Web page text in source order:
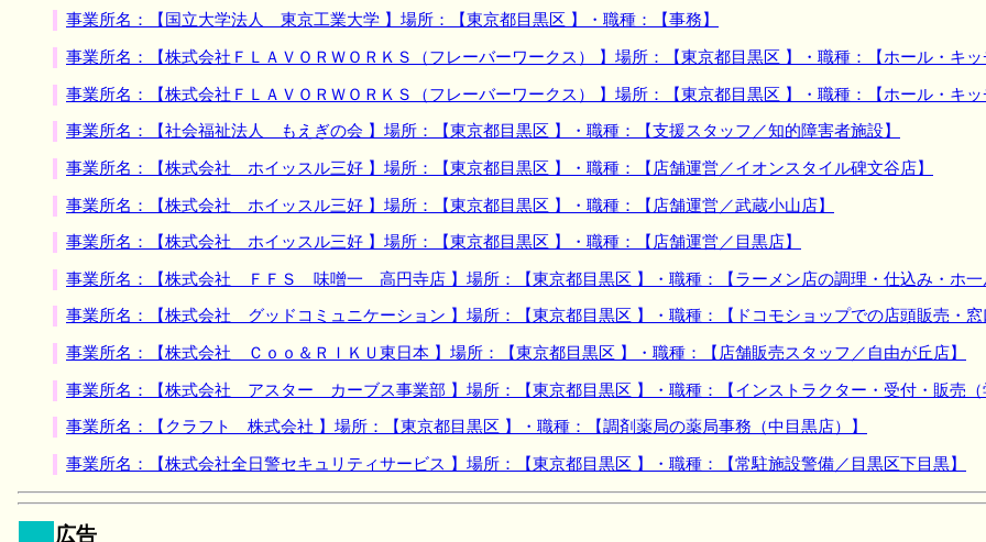
事業所名：【国立大学法人 東京工業大学 】場所：【東京都目黒区 】・職種：【事務】
事業所名：【株式会社ＦＬＡＶＯＲＷＯＲＫＳ（フレーバーワークス） 】場所：【東京都目黒区 】・職種：【ホール・キッ
事業所名：【株式会社ＦＬＡＶＯＲＷＯＲＫＳ（フレーバーワークス） 】場所：【東京都目黒区 】・職種：【ホール・キッ
事業所名：【社会福祉法人 もえぎの会 】場所：【東京都目黒区 】・職種：【支援スタッフ／知的障害者施設】
事業所名：【株式会社 ホイッスル三好 】場所：【東京都目黒区 】・職種：【店舗運営／イオンスタイル碑文谷店】
事業所名：【株式会社 ホイッスル三好 】場所：【東京都目黒区 】・職種：【店舗運営／武蔵小山店】
事業所名：【株式会社 ホイッスル三好 】場所：【東京都目黒区 】・職種：【店舗運営／目黒店】
事業所名：【株式会社 ＦＦＳ 味噌一 高円寺店 】場所：【東京都目黒区 】・職種：【ラーメン店の調理・仕込み・ホ一
事業所名：【株式会社 グッドコミュニケーション 】場所：【東京都目黒区 】・職種：【ドコモショップでの店頭販売・窓
事業所名：【株式会社 Ｃｏｏ＆ＲＩＫＵ東日本 】場所：【東京都目黒区 】・職種：【店舗販売スタッフ／自由が丘店】
事業所名：【株式会社 アスター カーブス事業部 】場所：【東京都目黒区 】・職種：【インストラクター・受付・販売（
事業所名：【クラフト 株式会社 】場所：【東京都目黒区 】・職種：【調剤薬局の薬局事務（中目黒店）】
事業所名：【株式会社全日警セキュリティサービス 】場所：【東京都目黒区 】・職種：【常駐施設警備／目黒区下目黒】
広告